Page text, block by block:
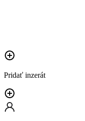
Pridať inzerát